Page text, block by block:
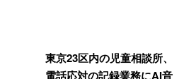
東京23区内の児童相談所、
電話応対の記録業務にAI音